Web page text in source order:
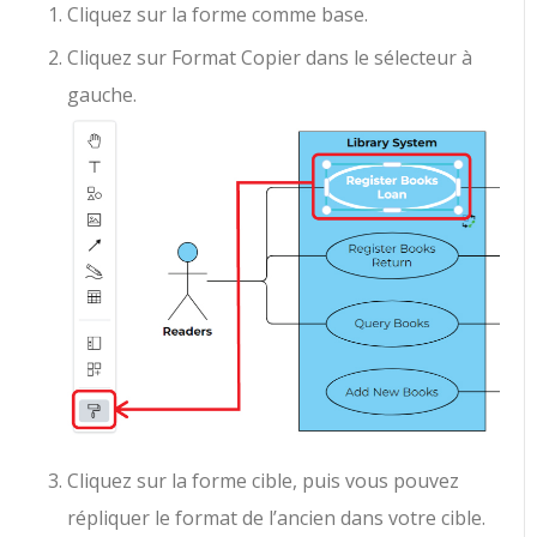
Cliquez sur la forme comme base.
Cliquez sur Format Copier dans le sélecteur à
gauche.
Cliquez sur la forme cible, puis vous pouvez
répliquer le format de l’ancien dans votre cible.